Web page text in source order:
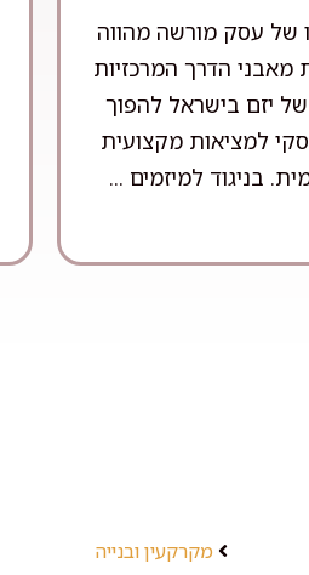
של עסק מורשה מהווה
הדרך המרכזיות
של יזם בישראל להפוך
למציאות מקצועית
בניגוד למיזמים ...
מקרקעין ובנייה